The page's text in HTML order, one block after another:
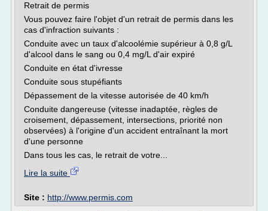
Retrait de permis
Vous pouvez faire l'objet d'un retrait de permis dans les
cas d'infraction suivants :
Conduite avec un taux d'alcoolémie supérieur à 0,8 g/L
d'alcool dans le sang ou 0,4 mg/L d'air expiré
Conduite en état d'ivresse
Conduite sous stupéfiants
Dépassement de la vitesse autorisée de 40 km/h
Conduite dangereuse (vitesse inadaptée, règles de
croisement, dépassement, intersections, priorité non
observées) à l'origine d'un accident entraînant la mort
d'une personne
Dans tous les cas, le retrait de votre...
Lire la suite
Site : http://www.permis.com